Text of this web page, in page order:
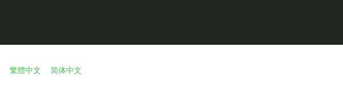
繁體中文 简体中文